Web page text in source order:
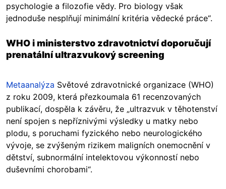
psychologie a filozofie vědy. Pro biology však
jednoduše nesplňují minimální kritéria vědecké práce“.
WHO i ministerstvo zdravotnictví doporučují
prenatální ultrazvukový screening
Metaanalýza Světové zdravotnické organizace (WHO)
z roku 2009, která přezkoumala 61 recenzovaných
publikací, dospěla k závěru, že „ultrazvuk v těhotenství
není spojen s nepříznivými výsledky u matky nebo
plodu, s poruchami fyzického nebo neurologického
vývoje, se zvýšeným rizikem maligních onemocnění v
dětství, subnormální intelektovou výkonností nebo
duševními chorobami“.